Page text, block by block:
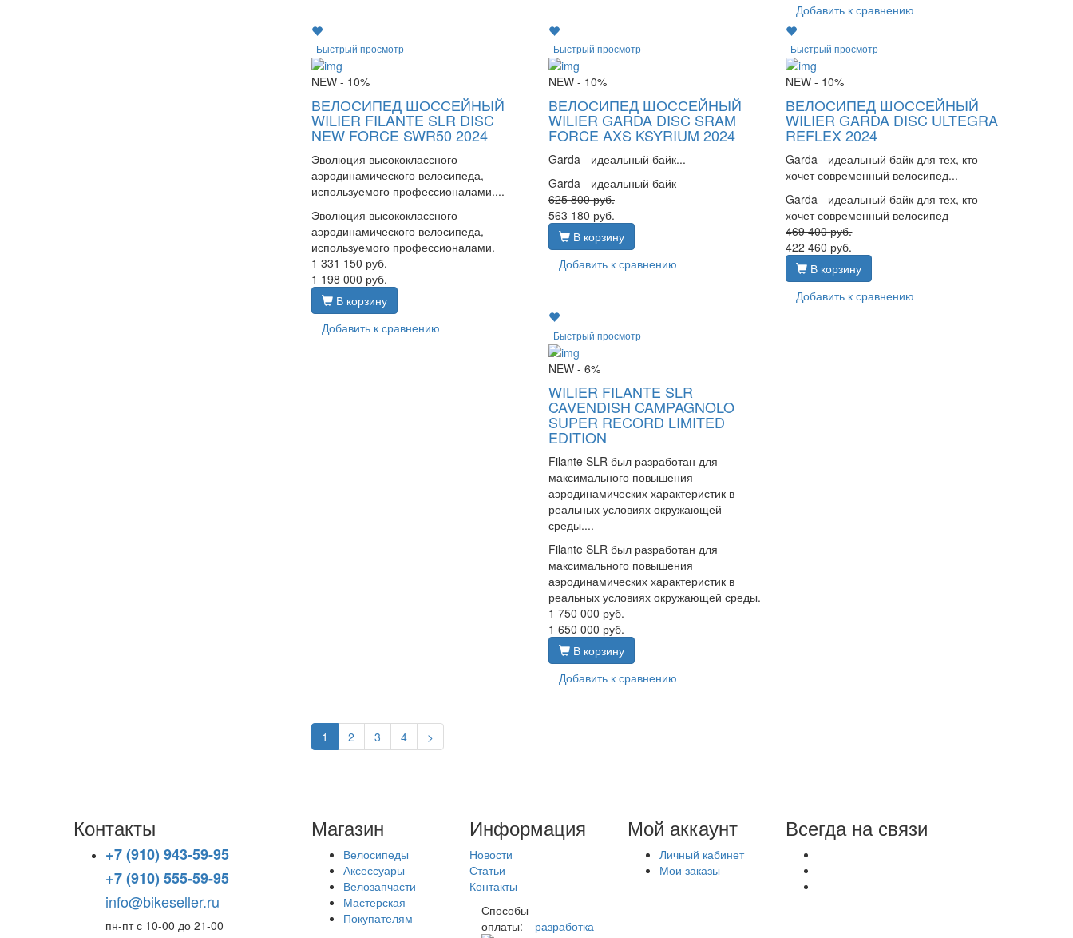
Добавить к сравнению
Быстрый просмотр
NEW - 10%
ВЕЛОСИПЕД ШОССЕЙНЫЙ
WILIER FILANTE SLR DISC
NEW FORCE SWR50 2024
Эволюция высококлассного
аэродинамического велосипеда,
используемого профессионалами....
Эволюция высококлассного
аэродинамического велосипеда,
используемого профессионалами.
1 331 150руб.
1 198 000 руб.
В корзину
Добавить к сравнению
Быстрый просмотр
NEW - 10%
ВЕЛОСИПЕД ШОССЕЙНЫЙ
WILIER GARDA DISC SRAM
FORCE AXS KSYRIUM 2024
Garda - идеальный байк...
Garda - идеальный байк
625 800руб.
563 180 руб.
В корзину
Добавить к сравнению
Быстрый просмотр
NEW - 10%
ВЕЛОСИПЕД ШОССЕЙНЫЙ
WILIER GARDA DISC ULTEGRA
REFLEX 2024
Garda - идеальный байк для тех, кто
хочет современный велосипед...
Garda - идеальный байк для тех, кто
хочет современный велосипед
469 400руб.
422 460 руб.
В корзину
Добавить к сравнению
Быстрый просмотр
NEW - 6%
WILIER FILANTE SLR
CAVENDISH CAMPAGNOLO
SUPER RECORD LIMITED
EDITION
Filante SLR был разработан для
максимального повышения
аэродинамических характеристик в
реальных условиях окружающей
среды....
Filante SLR был разработан для
максимального повышения
аэродинамических характеристик в
реальных условиях окружающей среды.
1 750 000руб.
1 650 000 руб.
В корзину
Добавить к сравнению
1 2 3 4 >
Контакты
+7 (910) 943-59-95
+7 (910) 555-59-95
info@bikeseller.ru
пн-пт с 10-00 до 21-00
Магазин
Велосипеды
Аксессуары
Велозапчасти
Мастерская
Покупателям
Информация
Новости
Статьи
Контакты
Мой аккаунт
Личный кабинет
Мои заказы
Всегда на связи
Способы
оплаты:
—
разработка